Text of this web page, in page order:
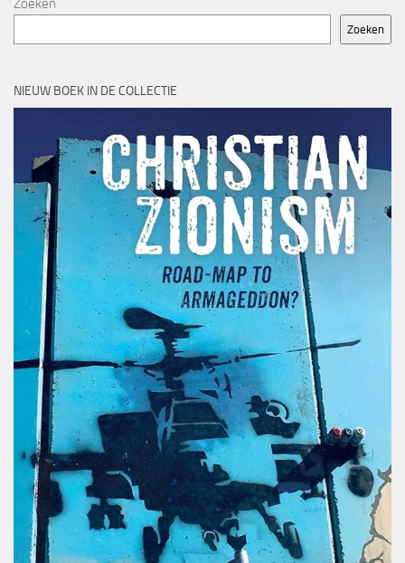
Zoeken
Zoeken
NIEUW BOEK IN DE COLLECTIE